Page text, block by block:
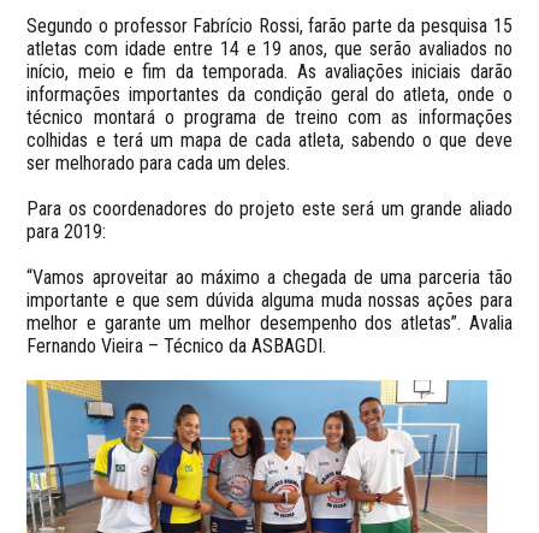
Segundo o professor Fabrício Rossi, farão parte da pesquisa 15
atletas com idade entre 14 e 19 anos, que serão avaliados no
início, meio e fim da temporada. As avaliações iniciais darão
informações importantes da condição geral do atleta, onde o
técnico montará o programa de treino com as informações
colhidas e terá um mapa de cada atleta, sabendo o que deve
ser melhorado para cada um deles.
Para os coordenadores do projeto este será um grande aliado
para 2019:
“Vamos aproveitar ao máximo a chegada de uma parceria tão
importante e que sem dúvida alguma muda nossas ações para
melhor e garante um melhor desempenho dos atletas”. Avalia
Fernando Vieira – Técnico da ASBAGDI.